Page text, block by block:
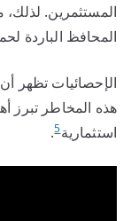
المستثمرين.
المحافظ الباردة
الإحصائيات تظهر
هذه المخاطر تبرز
استثمارية5
.